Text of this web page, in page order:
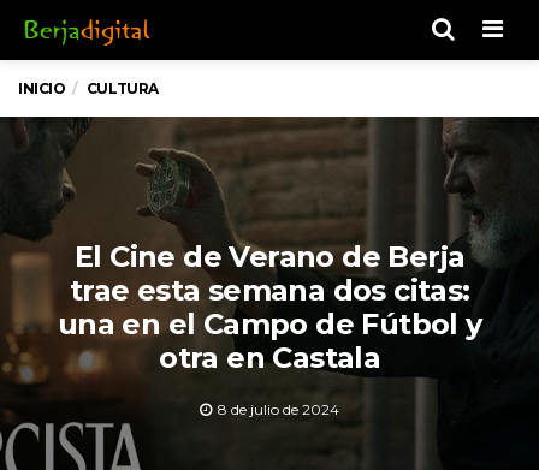
INICIO CULTURA
El Cine de Verano de Berja
trae esta semana dos citas:
una en el Campo de Fútbol y
otra en Castala
8 de julio de 2024